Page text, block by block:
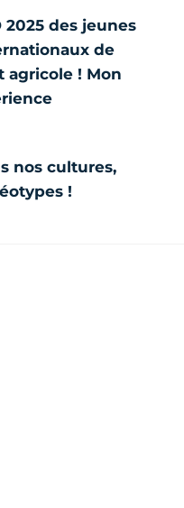
2025 des jeunes
de
agricole ! Mon
nos cultures,
!